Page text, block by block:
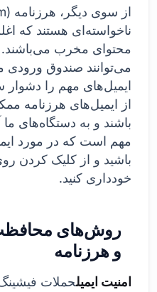
ناخواسته‌ای هستند که
محتوای مخرب می‌باشند.
می‌توانند صندوق ورودی
ایمیل‌های مهم را دشوار
از ایمیل‌های هرزنامه
باشند و به دستگاه‌های ما
مهم است که در مورد
باشید و از کلیک کردن
خودداری کنید.
روش‌های محافظت
و هرزنامه
امنیت ایمیلحملات